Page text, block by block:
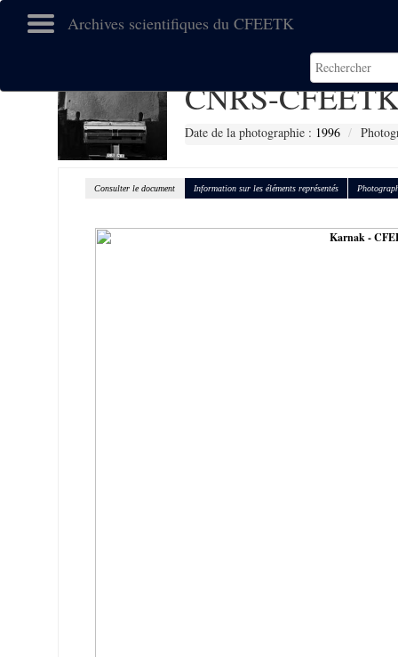
Archives scientifiques du CFEETK
CNRS-
Date de la photographie : 1996
Consulter le document Information sur les éléments représentés